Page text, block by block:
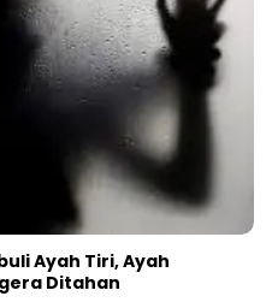
Ayah Tiri, Ayah
Ditahan